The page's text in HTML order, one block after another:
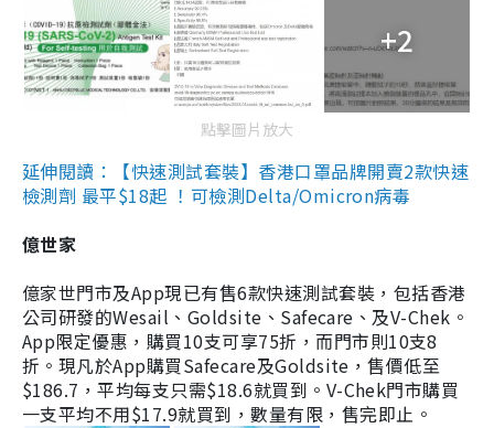
+2
點擊圖片放大
延伸閱讀：【快速測試套裝】香港口罩品牌開賣2款快速
檢測劑 最平$18起 ！可檢測Delta/Omicron病毒
億世家
億家世門市及App現已有售6款快速測試套裝，包括香港
公司研發的Wesail、Goldsite、Safecare、及V-Chek。
App限定優惠，購買10支可享75折，而門市則10支8
折。現凡於App購買Safecare及Goldsite，售價低至
$186.7，平均每支只需$18.6就買到。V-Chek門市購買
一支平均不用$17.9就買到，數量有限，售完即止。